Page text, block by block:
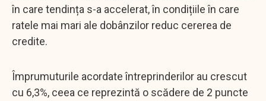
în care tendința s-a accelerat, în condițiile în care
ratele mai mari ale dobânzilor reduc cererea de
credite.
Împrumuturile acordate întreprinderilor au crescut
cu 6,3%, ceea ce reprezintă o scădere de 2 puncte